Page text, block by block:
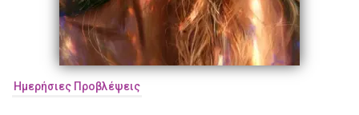
Ημερήσιες Προβλέψεις